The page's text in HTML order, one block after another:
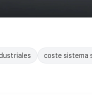
coste sistema